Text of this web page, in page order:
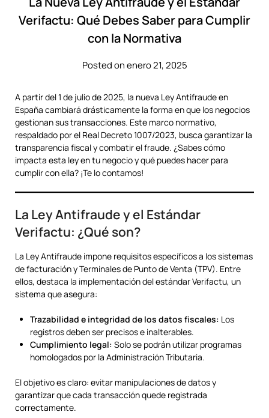
Verifactu: Qué Debes Saber para Cumplir
con la Normativa
Posted on enero 21, 2025
A partir del 1 de julio de 2025, la nueva Ley Antifraude en
España cambiará drásticamente la forma en que los negocios
gestionan sus transacciones. Este marco normativo,
respaldado por el Real Decreto 1007/2023, busca garantizar la
transparencia fiscal y combatir el fraude. ¿Sabes cómo
impacta esta ley en tu negocio y qué puedes hacer para
cumplir con ella? ¡Te lo contamos!
La Ley Antifraude y el Estándar
Verifactu: ¿Qué son?
La Ley Antifraude impone requisitos específicos a los sistemas
de facturación y Terminales de Punto de Venta (TPV). Entre
ellos, destaca la implementación del estándar Verifactu, un
sistema que asegura:
Trazabilidad e integridad de los datos fiscales: Los
registros deben ser precisos e inalterables.
Cumplimiento legal: Solo se podrán utilizar programas
homologados por la Administración Tributaria.
El objetivo es claro: evitar manipulaciones de datos y
garantizar que cada transacción quede registrada
correctamente.